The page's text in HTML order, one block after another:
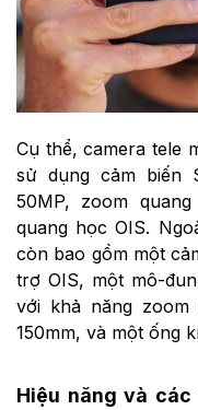
Cụ thể, camera tele
sử dụng cảm biến
50MP, zoom
quang học OIS.
còn bao gồm một
trợ OIS, một mô-
với khả năng
150mm, và một ống
Hiệu năng và các